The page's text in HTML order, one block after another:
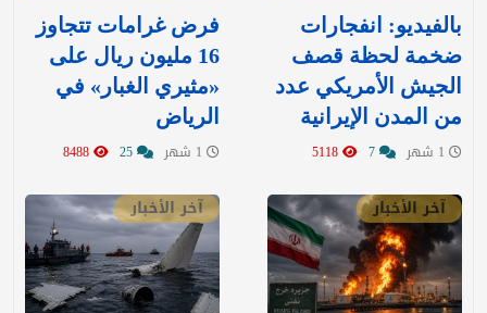
بالفيديو: انفجارات
ضخمة لحظة قصف
الجيش الأمريكي عدد
من المدن الإيرانية
‏فرض غرامات تتجاوز
16 مليون ريال على
«مثيري الغبار» في
الرياض
آخر الأخبار آخر الأخبار